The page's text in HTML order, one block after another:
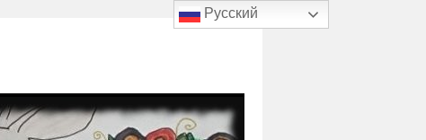
Русский